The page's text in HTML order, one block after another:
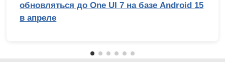
обновляться до One UI 7 на базе Android 15
в апреле